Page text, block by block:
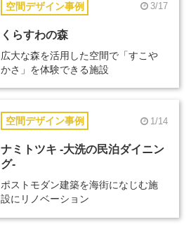
空間デザイン事例 3/17
くらすわの森
広大な森を活用した空間で「すこや
かさ」を体験できる施設
空間デザイン事例 1/14
ナミトツキ -大洗の民泊ダイニン
グ-
ポストモダン建築を海街になじむ施
設にリノベーション